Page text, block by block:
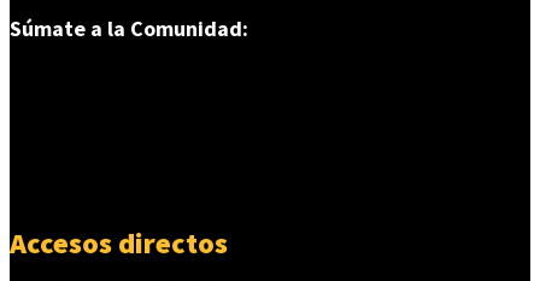
Súmate a la Comunidad:
Accesos directos